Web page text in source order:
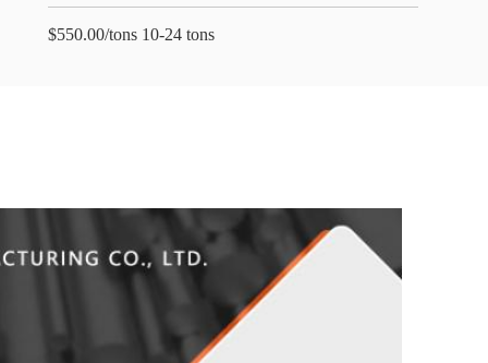
$550.00/tons 10-24 tons